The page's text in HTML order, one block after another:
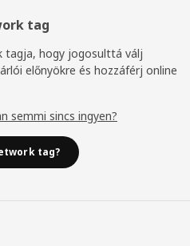
tag
tagja, hogy jogosulttá válj
előnyökre és hozzáférj online
semmi sincs ingyen?
tag?